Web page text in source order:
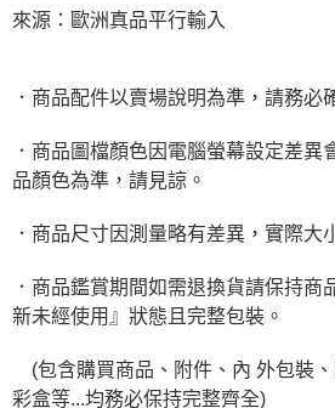
來源：歐洲真品平行輸入
．商品配件以賣場說明為準，請務必
．商品圖檔顏色因電腦螢幕設定差異
品顏色為準，請見諒。
．商品尺寸因測量略有差異，實際大
．商品鑑賞期間如需退換貨請保持商
新未經使用』狀態且完整包裝。
(包含購買商品、附件、內 外包裝
彩盒等...均務必保持完整齊全)